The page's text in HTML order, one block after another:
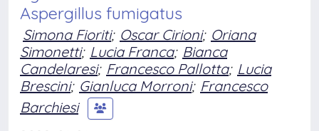
Aspergillus fumigatus
Simona Fioriti; Oscar Cirioni; Oriana
Simonetti; Lucia Franca; Bianca
Candelaresi; Francesco Pallotta; Lucia
Brescini; Gianluca Morroni; Francesco
Barchiesi